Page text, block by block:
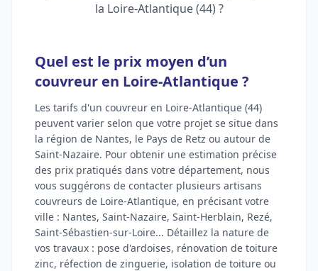
la Loire-Atlantique (44) ?
Quel est le prix moyen d’un
couvreur en Loire-Atlantique ?
Les tarifs d'un couvreur en Loire-Atlantique (44)
peuvent varier selon que votre projet se situe dans
la région de Nantes, le Pays de Retz ou autour de
Saint-Nazaire. Pour obtenir une estimation précise
des prix pratiqués dans votre département, nous
vous suggérons de contacter plusieurs artisans
couvreurs de Loire-Atlantique, en précisant votre
ville : Nantes, Saint-Nazaire, Saint-Herblain, Rezé,
Saint-Sébastien-sur-Loire... Détaillez la nature de
vos travaux : pose d'ardoises, rénovation de toiture
zinc, réfection de zinguerie, isolation de toiture ou